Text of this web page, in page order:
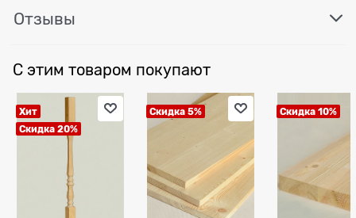
Отзывы
С этим товаром покупают
Хит
Скидка 20%
Скидка 5% Скидка 10%